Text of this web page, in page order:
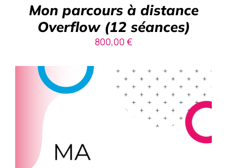
Mon parcours à distance
Overflow (12 séances)
800,00 €